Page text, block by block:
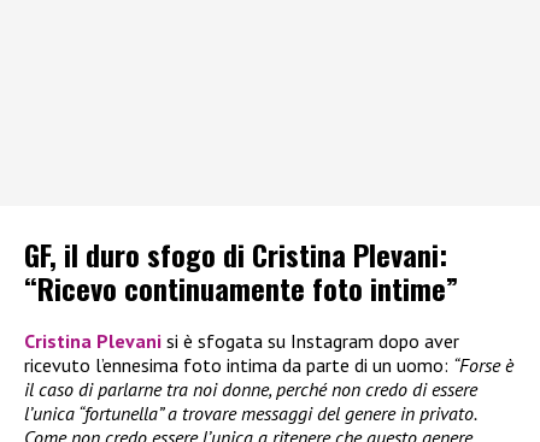
GF, il duro sfogo di Cristina Plevani:
“Ricevo continuamente foto intime”
Cristina Plevani si è sfogata su Instagram dopo aver
ricevuto l’ennesima foto intima da parte di un uomo: “Forse è
il caso di parlarne tra noi donne, perché non credo di essere
l’unica “fortunella” a trovare messaggi del genere in privato.